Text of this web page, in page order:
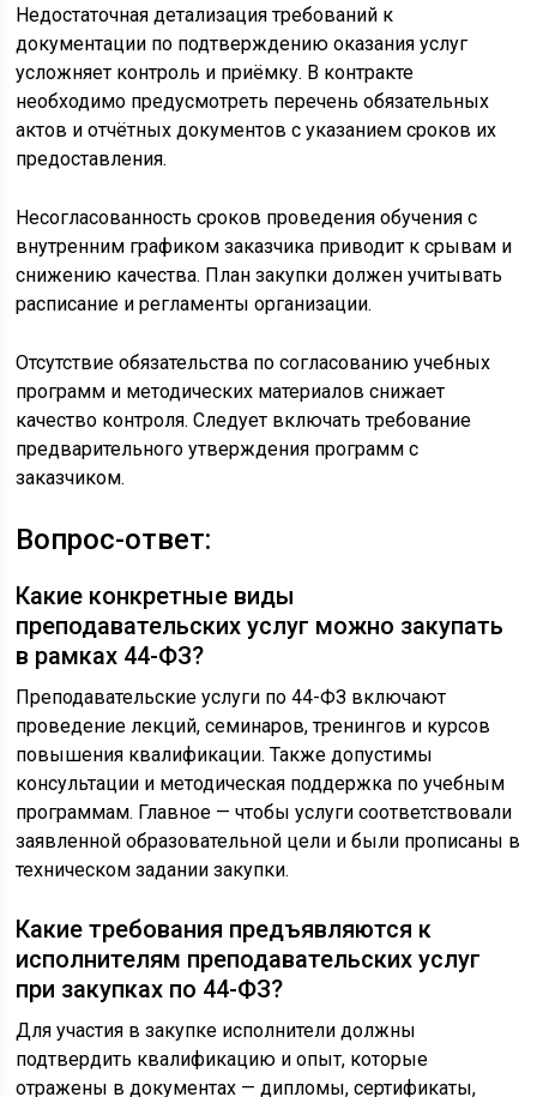
Недостаточная детализация требований к
документации по подтверждению оказания услуг
усложняет контроль и приёмку. В контракте
необходимо предусмотреть перечень обязательных
актов и отчётных документов с указанием сроков их
предоставления.
Несогласованность сроков проведения обучения с
внутренним графиком заказчика приводит к срывам и
снижению качества. План закупки должен учитывать
расписание и регламенты организации.
Отсутствие обязательства по согласованию учебных
программ и методических материалов снижает
качество контроля. Следует включать требование
предварительного утверждения программ с
заказчиком.
Вопрос-ответ:
Какие конкретные виды
преподавательских услуг можно закупать
в рамках 44-ФЗ?
Преподавательские услуги по 44-ФЗ включают
проведение лекций, семинаров, тренингов и курсов
повышения квалификации. Также допустимы
консультации и методическая поддержка по учебным
программам. Главное — чтобы услуги соответствовали
заявленной образовательной цели и были прописаны в
техническом задании закупки.
Какие требования предъявляются к
исполнителям преподавательских услуг
при закупках по 44-ФЗ?
Для участия в закупке исполнители должны
подтвердить квалификацию и опыт, которые
отражены в документах — дипломы, сертификаты,